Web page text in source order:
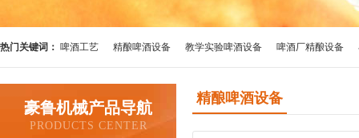
热门关键词： 啤酒工艺 精酿啤酒设备 教学实验啤酒设备 啤酒厂精酿设备
豪鲁机械产品导航
PRODUCTS CENTER
精酿啤酒设备